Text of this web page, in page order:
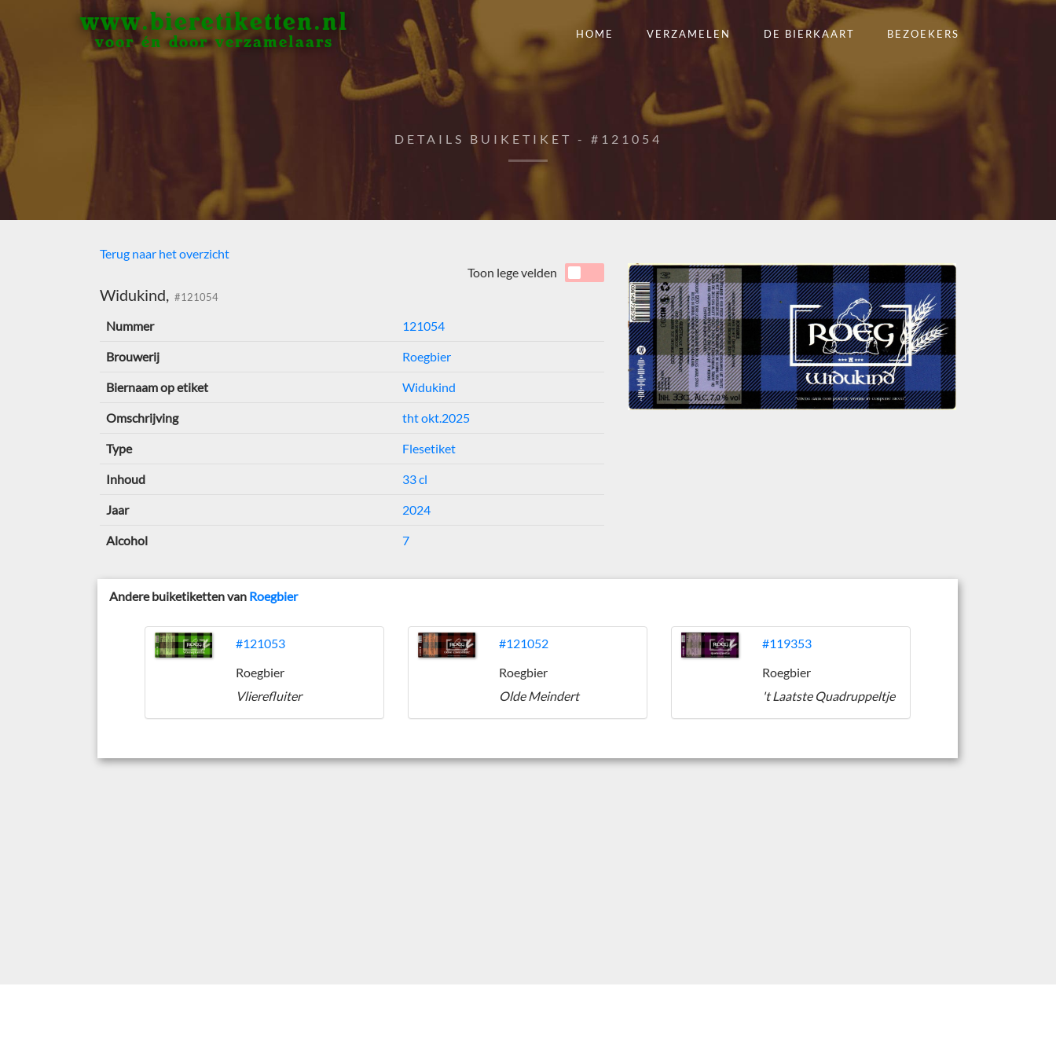
www.bieretiketten.nl
voor én door verzamelaars
HOME VERZAMELEN DE BIERKAART BEZOEKERS
DETAILS BUIKETIKET - #121054
Terug naar het overzicht
Widukind, #121054
Toon lege velden
Nummer 121054
Brouwerij Roegbier
Biernaam op etiket Widukind
Omschrijving tht okt.2025
Type Flesetiket
Inhoud 33 cl
Jaar 2024
Alcohol 7
Andere buiketiketten van Roegbier
#121053
Roegbier
Vlierefluiter
#121052
Roegbier
Olde Meindert
#119353
Roegbier
't Laatste Quadruppeltje